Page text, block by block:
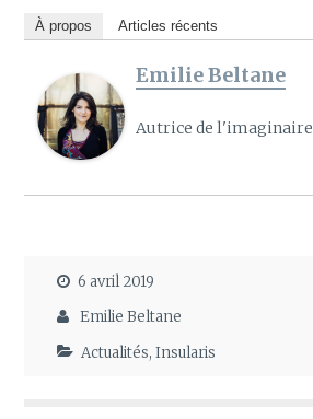
À propos Articles récents
Emilie Beltane
Autrice de l'imaginaire
6 avril 2019
Emilie Beltane
Actualités,Insularis